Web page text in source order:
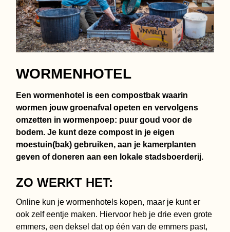
WORMENHOTEL
Een wormenhotel is een compostbak waarin
wormen jouw groenafval opeten en vervolgens
omzetten in wormenpoep: puur goud voor de
bodem. Je kunt deze compost in je eigen
moestuin(bak) gebruiken, aan je kamerplanten
geven of doneren aan een lokale stadsboerderij.
ZO WERKT HET:
Online kun je wormenhotels kopen, maar je kunt er
ook zelf eentje maken. Hiervoor heb je drie even grote
emmers, een deksel dat op één van de emmers past,